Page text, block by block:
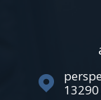
13290